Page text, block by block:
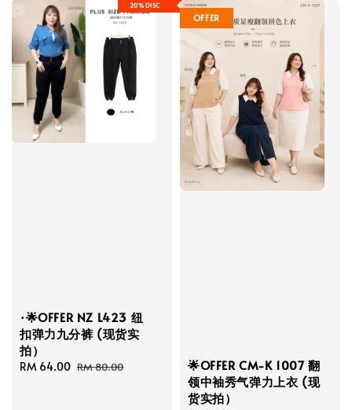
20%DISC
·🌟OFFER NZ L423 纽
扣弹力九分裤 (现货实
拍）
Sale
RM 64.00 Regular
RM 80.00
OFFER
🌟OFFER CM-K 1007 翻
领中袖秀气弹力上衣 (现
货实拍）